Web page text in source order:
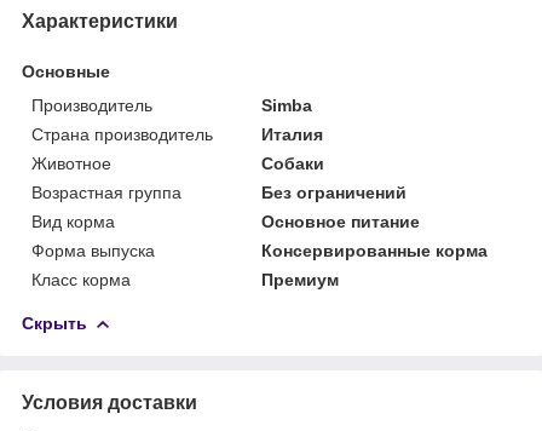
Характеристики
Основные
Производитель
Simba
Страна производитель
Италия
Животное
Собаки
Возрастная группа
Без ограничений
Вид корма
Основное питание
Форма выпуска
Консервированные корма
Класс корма
Премиум
Скрыть
Условия доставки